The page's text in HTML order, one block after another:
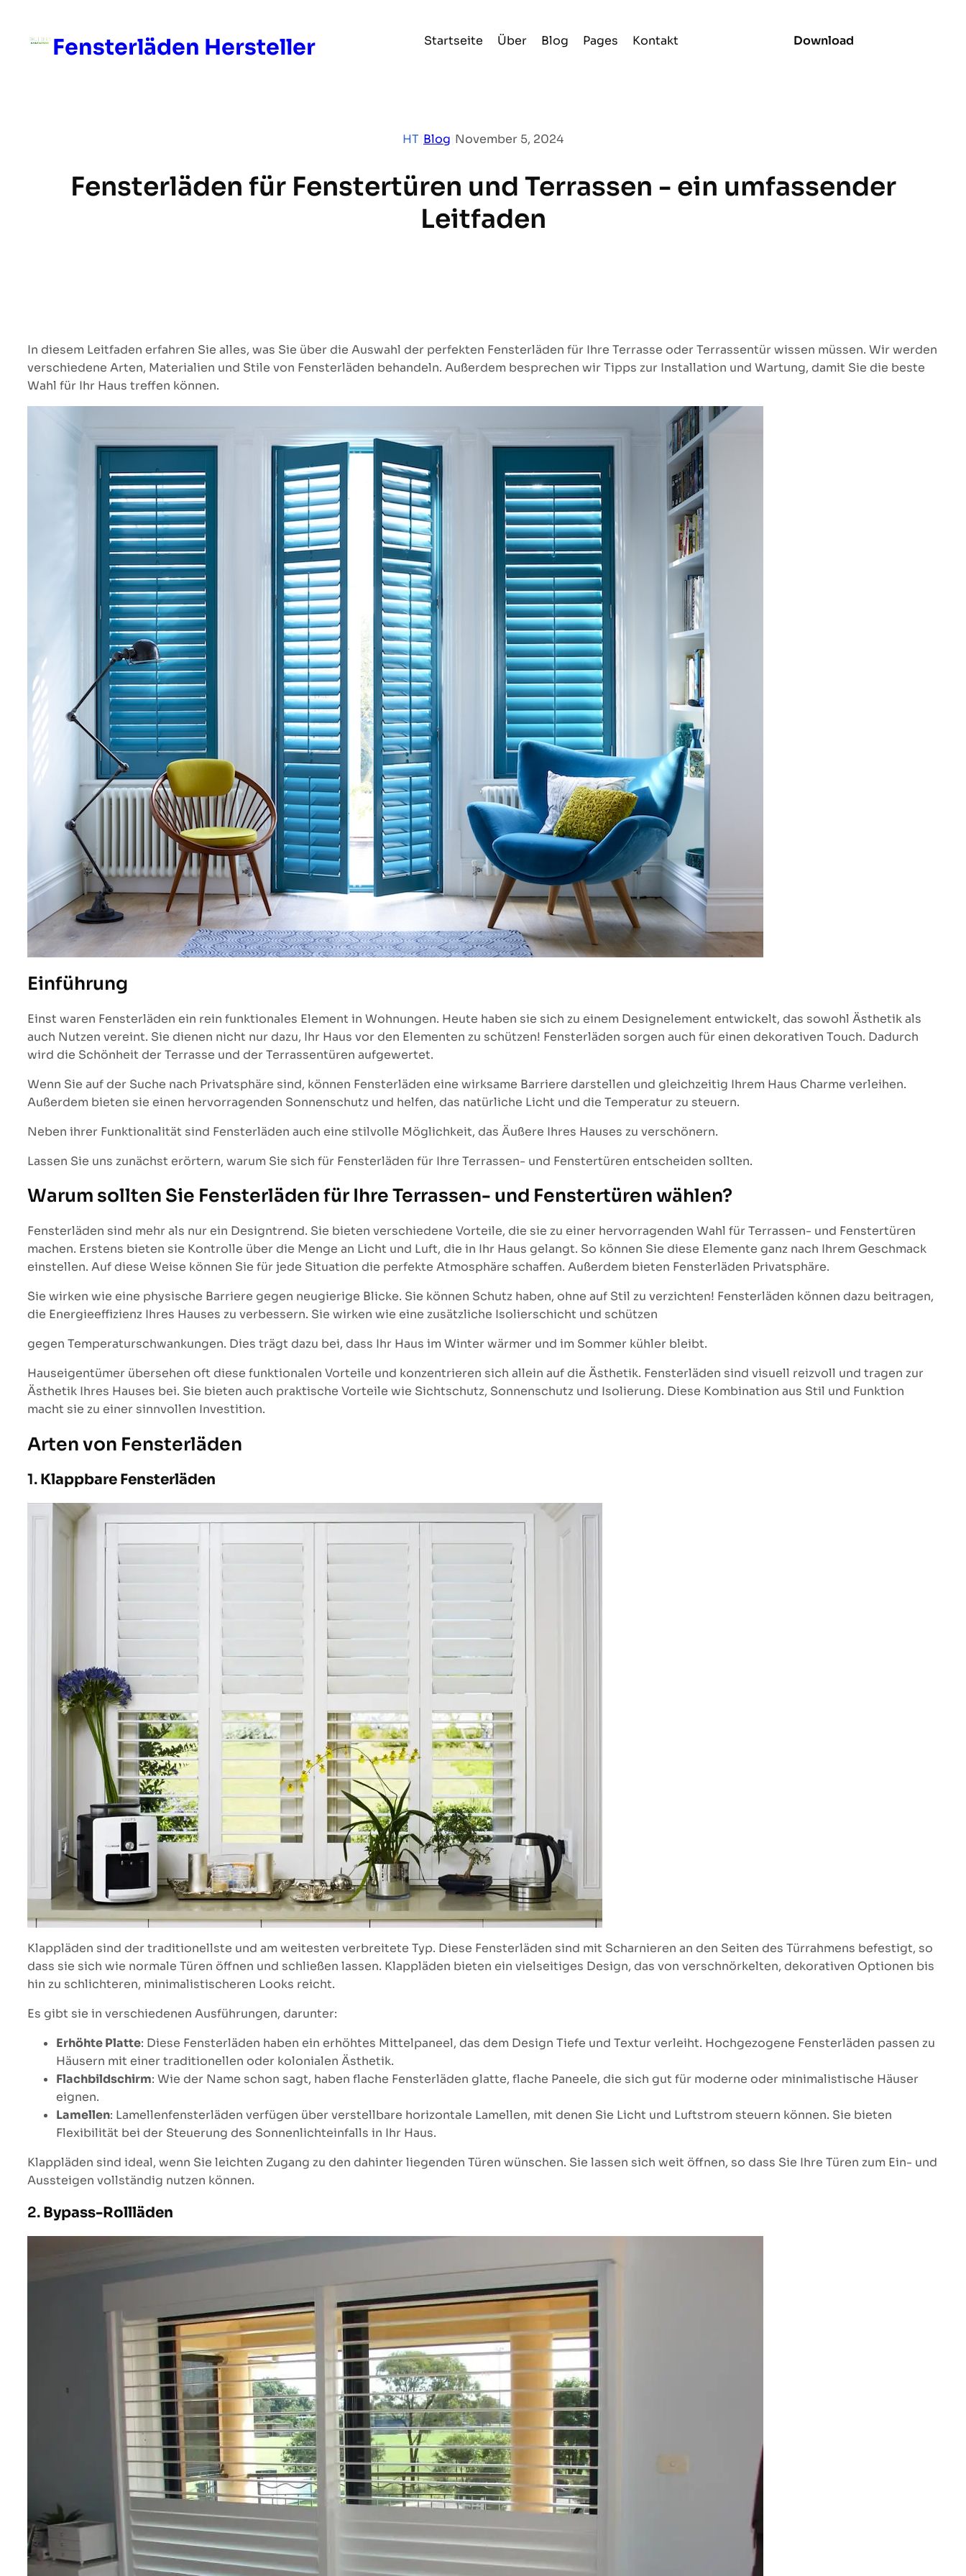
Fensterläden Hersteller Startseite Über Blog Pages Kontakt Download
HT Blog November 5, 2024
Fensterläden für Fenstertüren und Terrassen - ein umfassender
Leitfaden
In diesem Leitfaden erfahren Sie alles, was Sie über die Auswahl der perfekten Fensterläden für Ihre Terrasse oder Terrassentür wissen müssen. Wir werden
verschiedene Arten, Materialien und Stile von Fensterläden behandeln. Außerdem besprechen wir Tipps zur Installation und Wartung, damit Sie die beste
Wahl für Ihr Haus treffen können.
Einführung
Einst waren Fensterläden ein rein funktionales Element in Wohnungen. Heute haben sie sich zu einem Designelement entwickelt, das sowohl Ästhetik als
auch Nutzen vereint. Sie dienen nicht nur dazu, Ihr Haus vor den Elementen zu schützen! Fensterläden sorgen auch für einen dekorativen Touch. Dadurch
wird die Schönheit der Terrasse und der Terrassentüren aufgewertet.
Wenn Sie auf der Suche nach Privatsphäre sind, können Fensterläden eine wirksame Barriere darstellen und gleichzeitig Ihrem Haus Charme verleihen.
Außerdem bieten sie einen hervorragenden Sonnenschutz und helfen, das natürliche Licht und die Temperatur zu steuern.
Neben ihrer Funktionalität sind Fensterläden auch eine stilvolle Möglichkeit, das Äußere Ihres Hauses zu verschönern.
Lassen Sie uns zunächst erörtern, warum Sie sich für Fensterläden für Ihre Terrassen- und Fenstertüren entscheiden sollten.
Warum sollten Sie Fensterläden für Ihre Terrassen- und Fenstertüren wählen?
Fensterläden sind mehr als nur ein Designtrend. Sie bieten verschiedene Vorteile, die sie zu einer hervorragenden Wahl für Terrassen- und Fenstertüren
machen. Erstens bieten sie Kontrolle über die Menge an Licht und Luft, die in Ihr Haus gelangt. So können Sie diese Elemente ganz nach Ihrem Geschmack
einstellen. Auf diese Weise können Sie für jede Situation die perfekte Atmosphäre schaffen. Außerdem bieten Fensterläden Privatsphäre.
Sie wirken wie eine physische Barriere gegen neugierige Blicke. Sie können Schutz haben, ohne auf Stil zu verzichten! Fensterläden können dazu beitragen,
die Energieeffizienz Ihres Hauses zu verbessern. Sie wirken wie eine zusätzliche Isolierschicht und schützen
gegen Temperaturschwankungen. Dies trägt dazu bei, dass Ihr Haus im Winter wärmer und im Sommer kühler bleibt.
Hauseigentümer übersehen oft diese funktionalen Vorteile und konzentrieren sich allein auf die Ästhetik. Fensterläden sind visuell reizvoll und tragen zur
Ästhetik Ihres Hauses bei. Sie bieten auch praktische Vorteile wie Sichtschutz, Sonnenschutz und Isolierung. Diese Kombination aus Stil und Funktion
macht sie zu einer sinnvollen Investition.
Arten von Fensterläden
1. Klappbare Fensterläden
Klappläden sind der traditionellste und am weitesten verbreitete Typ. Diese Fensterläden sind mit Scharnieren an den Seiten des Türrahmens befestigt, so
dass sie sich wie normale Türen öffnen und schließen lassen. Klappläden bieten ein vielseitiges Design, das von verschnörkelten, dekorativen Optionen bis
hin zu schlichteren, minimalistischeren Looks reicht.
Es gibt sie in verschiedenen Ausführungen, darunter:
Erhöhte Platte: Diese Fensterläden haben ein erhöhtes Mittelpaneel, das dem Design Tiefe und Textur verleiht. Hochgezogene Fensterläden passen zu
Häusern mit einer traditionellen oder kolonialen Ästhetik.
Flachbildschirm: Wie der Name schon sagt, haben flache Fensterläden glatte, flache Paneele, die sich gut für moderne oder minimalistische Häuser
eignen.
Lamellen: Lamellenfensterläden verfügen über verstellbare horizontale Lamellen, mit denen Sie Licht und Luftstrom steuern können. Sie bieten
Flexibilität bei der Steuerung des Sonnenlichteinfalls in Ihr Haus.
Klappläden sind ideal, wenn Sie leichten Zugang zu den dahinter liegenden Türen wünschen. Sie lassen sich weit öffnen, so dass Sie Ihre Türen zum Ein- und
Aussteigen vollständig nutzen können.
2. Bypass-Rollläden